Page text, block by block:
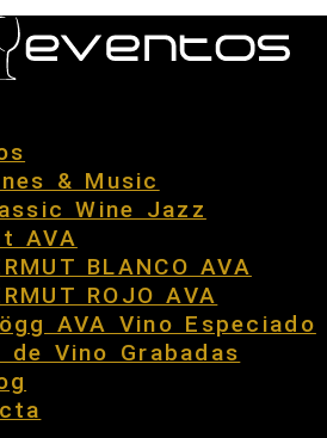
& Music
Wine Jazz
AVA
BLANCO AVA
ROJO AVA
AVA Vino Especiado
de Vino Grabadas